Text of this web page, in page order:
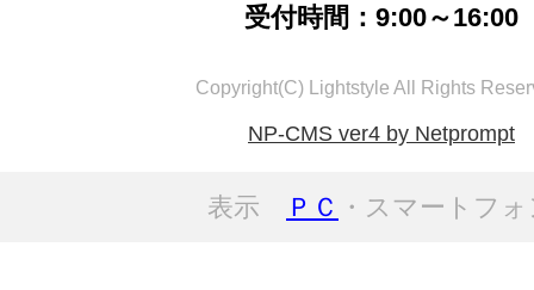
受付時間：9:00～16:00
Copyright(C) Lightstyle All Rights
NP-CMS ver4 by Netprompt
表示 ＰＣ ・スマートフ